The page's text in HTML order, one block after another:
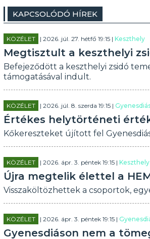
KAPCSOLÓDÓ HÍREK
KÖZÉLET | 2026. júl. 27. hétfő 19:15 | Keszthely
Megtisztult a keszthelyi
Befejeződött a keszthelyi zsidó
támogatásával indult.
KÖZÉLET | 2026. júl. 8. szerda 19:15 |
Értékes helytörténeti
Kőkereszteket újított fel
KÖZÉLET | 2026. ápr. 3. péntek 19:15 | Keszthely
Újra megtelik élettel a
Visszaköltözhettek a csoportok,
KÖZÉLET | 2026. ápr. 3. péntek 19:15 |
Gyenesdiáson nem a